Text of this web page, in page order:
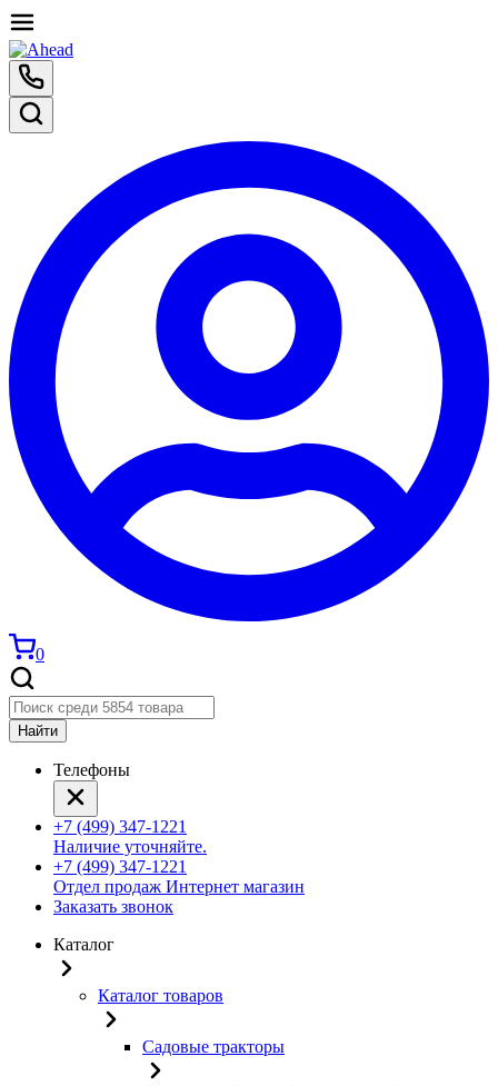
0
Найти
Телефоны
+7 (499) 347-1221
Наличие уточняйте.
+7 (499) 347-1221
Отдел продаж Интернет магазин
Заказать звонок
Каталог
Каталог товаров
Садовые тракторы